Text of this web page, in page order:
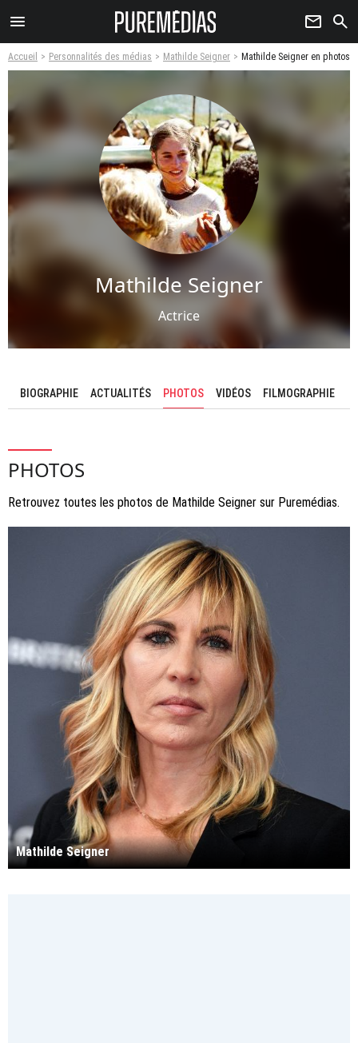
menu newsletter search
Accueil Personnalités des médias Mathilde Seigner Mathilde Seigner en photos
Mathilde Seigner
Actrice
BIOGRAPHIE ACTUALITÉS PHOTOS VIDÉOS FILMOGRAPHIE
PHOTOS
Retrouvez toutes les photos de Mathilde Seigner sur Puremédias.
Mathilde Seigner